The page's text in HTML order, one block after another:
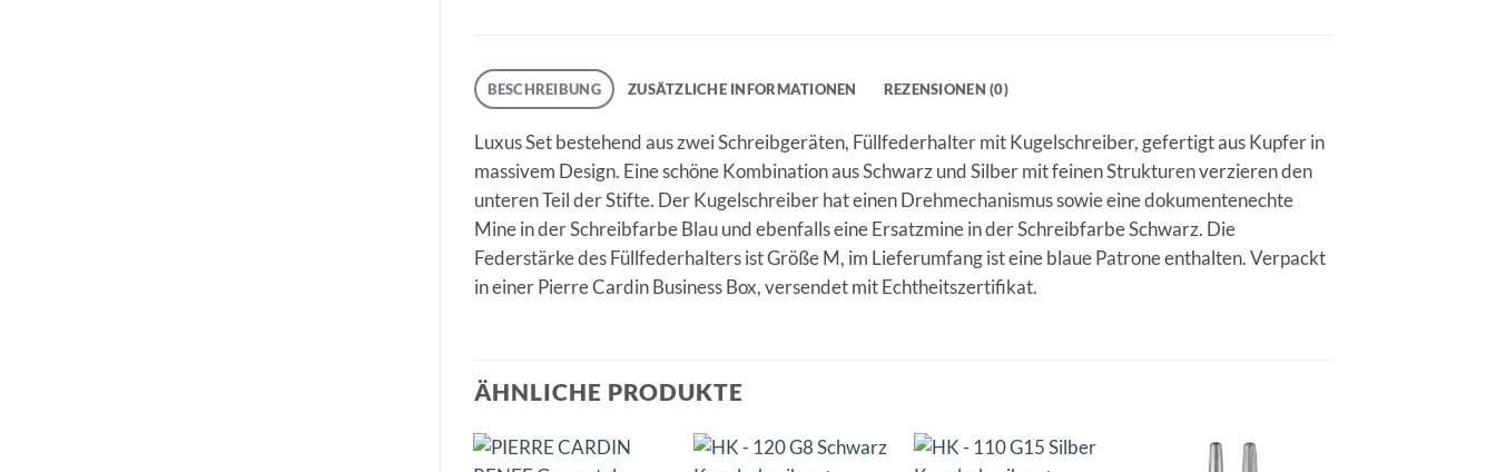
BESCHREIBUNG ZUSÄTZLICHE INFORMATIONEN REZENSIONEN (0)
Luxus Set bestehend aus zwei Schreibgeräten, Füllfederhalter mit Kugelschreiber, gefertigt aus Kupfer in
massivem Design. Eine schöne Kombination aus Schwarz und Silber mit feinen Strukturen verzieren den
unteren Teil der Stifte. Der Kugelschreiber hat einen Drehmechanismus sowie eine dokumentenechte
Mine in der Schreibfarbe Blau und ebenfalls eine Ersatzmine in der Schreibfarbe Schwarz. Die
Federstärke des Füllfederhalters ist Größe M, im Lieferumfang ist eine blaue Patrone enthalten. Verpackt
in einer Pierre Cardin Business Box, versendet mit Echtheitszertifikat.
ÄHNLICHE PRODUKTE